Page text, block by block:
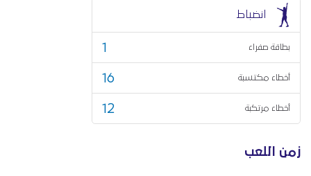
زمن اللعب
انضباط
بطاقة صفراء 1
أخطاء مكتسبة 16
أخطاء مرتكبة 12